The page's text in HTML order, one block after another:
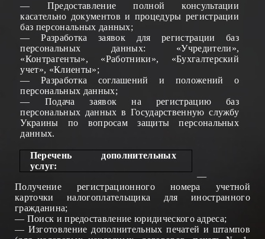
— Предоставление полной консультации
касательно документов и процедуры регистрации
баз персональных данных;
— Разработка заявок для регистрации баз
персональных данных: «Учредители»,
«Контрагенты», «Работники», «Бухгалтерский
учет», «Клиенты»;
— Разработка соглашений и положений о
персональных данных;
— Подача заявок на регистрацию баз
персональных данных в Государственную службу
Украины по вопросам защиты персональных
данных.
Перечень дополнительных
услуг:
—
Получение регистрационного номера учетной
карточки налогоплательщика для иностранного
гражданина;
— Поиск и предоставление юридического адреса;
— Изготовление дополнительных печатей и штампов